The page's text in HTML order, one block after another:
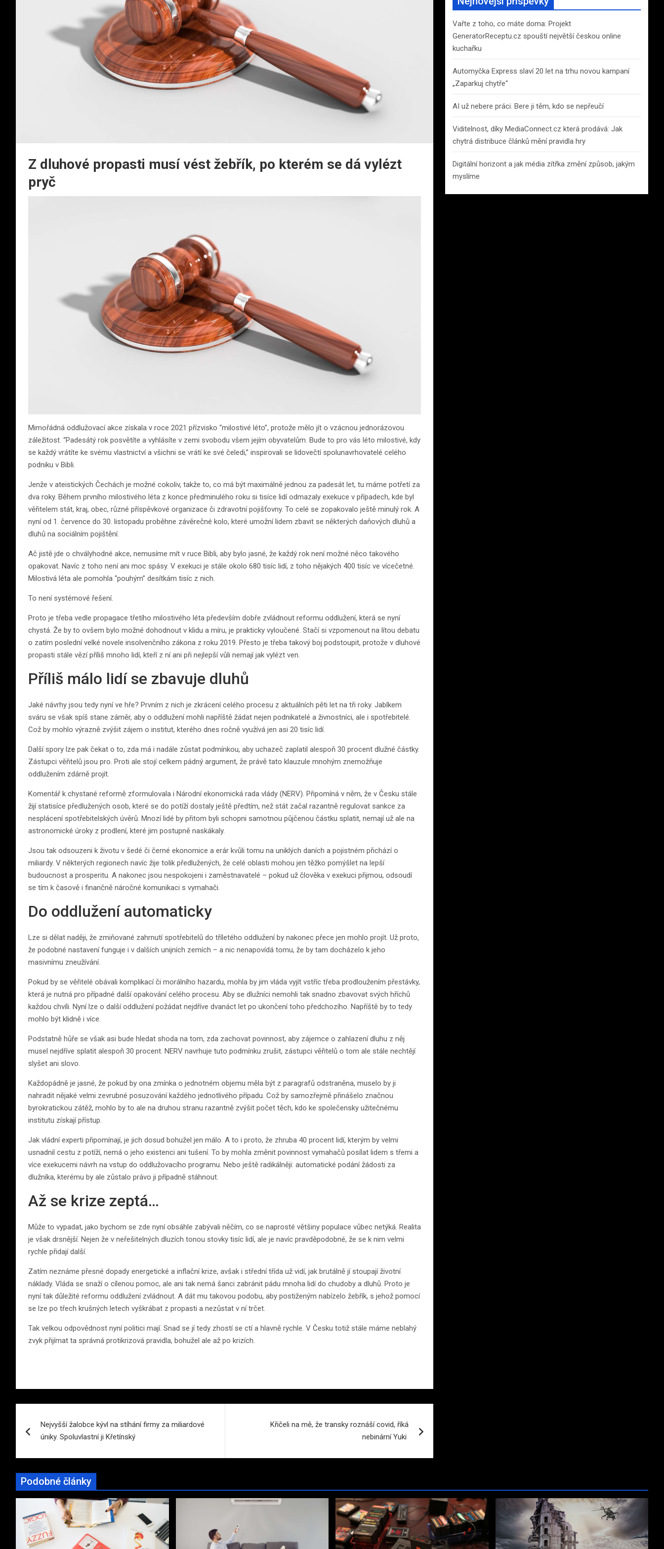
Z dluhové propasti musí vést žebřík, po kterém se dá vylézt
pryč
Mimořádná oddlužovací akce získala v roce 2021 přízvisko “milostivé léto”, protože mělo jít o vzácnou jednorázovou
záležitost. “Padesátý rok posvětíte a vyhlásíte v zemi svobodu všem jejím obyvatelům. Bude to pro vás léto milostivé, kdy
se každý vrátíte ke svému vlastnictví a všichni se vrátí ke své čeledi,” inspirovali se lidovečtí spolunavrhovatelé celého
podniku v Bibli.
Jenže v ateistických Čechách je možné cokoliv, takže to, co má být maximálně jednou za padesát let, tu máme potřetí za
dva roky. Během prvního milostivého léta z konce předminulého roku si tisíce lidí odmazaly exekuce v případech, kde byl
věřitelem stát, kraj, obec, různé příspěvkové organizace či zdravotní pojišťovny. To celé se zopakovalo ještě minulý rok. A
nyní od 1. července do 30. listopadu proběhne závěrečné kolo, které umožní lidem zbavit se některých daňových dluhů a
dluhů na sociálním pojištění.
Ač jistě jde o chvályhodné akce, nemusíme mít v ruce Bibli, aby bylo jasné, že každý rok není možné něco takového
opakovat. Navíc z toho není ani moc spásy. V exekuci je stále okolo 680 tisíc lidí, z toho nějakých 400 tisíc ve vícečetné.
Milostivá léta ale pomohla “pouhým” desítkám tisíc z nich.
To není systémové řešení.
Proto je třeba vedle propagace třetího milostivého léta především dobře zvládnout reformu oddlužení, která se nyní
chystá. Že by to ovšem bylo možné dohodnout v klidu a míru, je prakticky vyloučené. Stačí si vzpomenout na lítou debatu
o zatím poslední velké novele insolvenčního zákona z roku 2019. Přesto je třeba takový boj podstoupit, protože v dluhové
propasti stále vězí příliš mnoho lidí, kteří z ní ani při nejlepší vůli nemají jak vylézt ven.
Příliš málo lidí se zbavuje dluhů
Jaké návrhy jsou tedy nyní ve hře? Prvním z nich je zkrácení celého procesu z aktuálních pěti let na tři roky. Jablkem
sváru se však spíš stane záměr, aby o oddlužení mohli napříště žádat nejen podnikatelé a živnostníci, ale i spotřebitelé.
Což by mohlo výrazně zvýšit zájem o institut, kterého dnes ročně využívá jen asi 20 tisíc lidí.
Další spory lze pak čekat o to, zda má i nadále zůstat podmínkou, aby uchazeč zaplatil alespoň 30 procent dlužné částky.
Zástupci věřitelů jsou pro. Proti ale stojí celkem pádný argument, že právě tato klauzule mnohým znemožňuje
oddlužením zdárně projít.
Komentář k chystané reformě zformulovala i Národní ekonomická rada vlády (NERV). Připomíná v něm, že v Česku stále
žijí statisíce předlužených osob, které se do potíží dostaly ještě předtím, než stát začal razantně regulovat sankce za
nesplácení spotřebitelských úvěrů. Mnozí lidé by přitom byli schopni samotnou půjčenou částku splatit, nemají už ale na
astronomické úroky z prodlení, které jim postupně naskákaly.
Jsou tak odsouzeni k životu v šedé či černé ekonomice a erár kvůli tomu na uniklých daních a pojistném přichází o
miliardy. V některých regionech navíc žije tolik předlužených, že celé oblasti mohou jen těžko pomýšlet na lepší
budoucnost a prosperitu. A nakonec jsou nespokojeni i zaměstnavatelé – pokud už člověka v exekuci přijmou, odsoudí
se tím k časově i finančně náročné komunikaci s vymahači.
Do oddlužení automaticky
Lze si dělat naději, že zmiňované zahrnutí spotřebitelů do tříletého oddlužení by nakonec přece jen mohlo projít. Už proto,
že podobné nastavení funguje i v dalších unijních zemích – a nic nenapovídá tomu, že by tam docházelo k jeho
masivnímu zneužívání.
Pokud by se věřitelé obávali komplikací či morálního hazardu, mohla by jim vláda vyjít vstříc třeba prodloužením přestávky,
která je nutná pro případné další opakování celého procesu. Aby se dlužníci nemohli tak snadno zbavovat svých hříchů
každou chvíli. Nyní lze o další oddlužení požádat nejdříve dvanáct let po ukončení toho předchozího. Napříště by to tedy
mohlo být klidně i více.
Podstatně hůře se však asi bude hledat shoda na tom, zda zachovat povinnost, aby zájemce o zahlazení dluhu z něj
musel nejdříve splatit alespoň 30 procent. NERV navrhuje tuto podmínku zrušit, zástupci věřitelů o tom ale stále nechtějí
slyšet ani slovo.
Každopádně je jasné, že pokud by ona zmínka o jednotném objemu měla být z paragrafů odstraněna, muselo by ji
nahradit nějaké velmi zevrubné posuzování každého jednotlivého případu. Což by samozřejmě přinášelo značnou
byrokratickou zátěž, mohlo by to ale na druhou stranu razantně zvýšit počet těch, kdo ke společensky užitečnému
institutu získají přístup.
Jak vládní experti připomínají, je jich dosud bohužel jen málo. A to i proto, že zhruba 40 procent lidí, kterým by velmi
usnadnil cestu z potíží, nemá o jeho existenci ani tušení. To by mohla změnit povinnost vymahačů posílat lidem s třemi a
více exekucemi návrh na vstup do oddlužovacího programu. Nebo ještě radikálněji: automatické podání žádosti za
dlužníka, kterému by ale zůstalo právo ji případně stáhnout.
Až se krize zeptá…
Může to vypadat, jako bychom se zde nyní obsáhle zabývali něčím, co se naprosté většiny populace vůbec netýká. Realita
je však drsnější. Nejen že v neřešitelných dluzích tonou stovky tisíc lidí, ale je navíc pravděpodobné, že se k nim velmi
rychle přidají další.
Zatím neznáme přesné dopady energetické a inflační krize, avšak i střední třída už vidí, jak brutálně jí stoupají životní
náklady. Vláda se snaží o cílenou pomoc, ale ani tak nemá šanci zabránit pádu mnoha lidí do chudoby a dluhů. Proto je
nyní tak důležité reformu oddlužení zvládnout. A dát mu takovou podobu, aby postiženým nabízelo žebřík, s jehož pomocí
se lze po třech krušných letech vyškrábat z propasti a nezůstat v ní trčet.
Tak velkou odpovědnost nyní politici mají. Snad se jí tedy zhostí se ctí a hlavně rychle. V Česku totiž stále máme neblahý
zvyk přijímat ta správná protikrizová pravidla, bohužel ale až po krizích.
pro
příspěvek
Nejvyšší žalobce kývl na stíhání firmy za miliardové
úniky. Spoluvlastní ji Křetínský
Křičeli na mě, že transky roznáší covid, říká
nebinární Yuki
h
Vařte z toho, co máte doma: Projekt
GeneratorReceptu.cz spouští největší českou online
kuchařku
Automyčka Express slaví 20 let na trhu novou kampaní
„Zaparkuj chytře“
AI už nebere práci. Bere ji těm, kdo se nepřeučí
Viditelnost, díky MediaConnect.cz která prodává: Jak
chytrá distribuce článků mění pravidla hry
Digitální horizont a jak média zítřka změní způsob, jakým
myslíme
Podobné články